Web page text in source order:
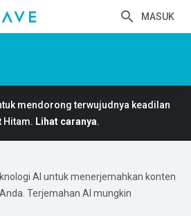
MASUK
mendorong terwujudnya keadilan
Hitam. Lihat caranya.
AI untuk menerjemahkan konten
Terjemahan AI mungkin